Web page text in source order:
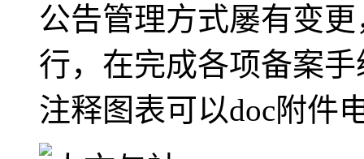
公告管理方式屡有变
行，在完成各项备案
注释图表可以doc附件